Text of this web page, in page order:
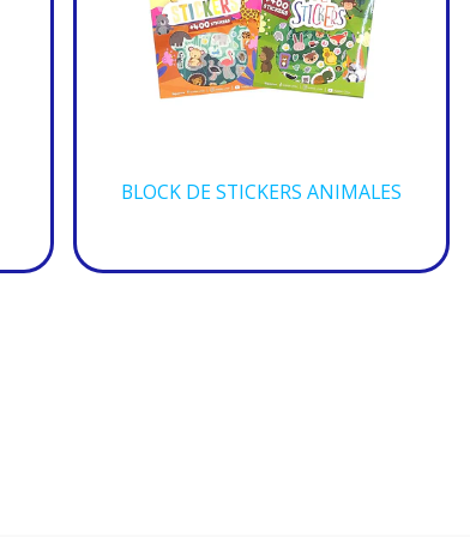
BLOCK DE STICKERS ANIMALES